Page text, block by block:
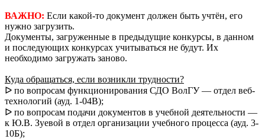
ВАЖНО: Если какой-то документ должен быть учтён, его
нужно загрузить.
Документы, загруженные в предыдущие конкурсы, в данном
и последующих конкурсах учитываться не будут. Их
необходимо загружать заново.
Куда обращаться, если возникли трудности?
ᐅ по вопросам функционирования СДО ВолГУ — отдел веб-
технологий (ауд. 1-04В);
ᐅ по вопросам подачи документов в учебной деятельности —
к Ю.В. Зуевой в отдел организации учебного процесса (ауд. 3-
10Б);